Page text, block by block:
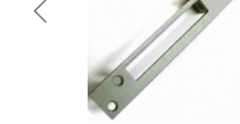
Předchozí